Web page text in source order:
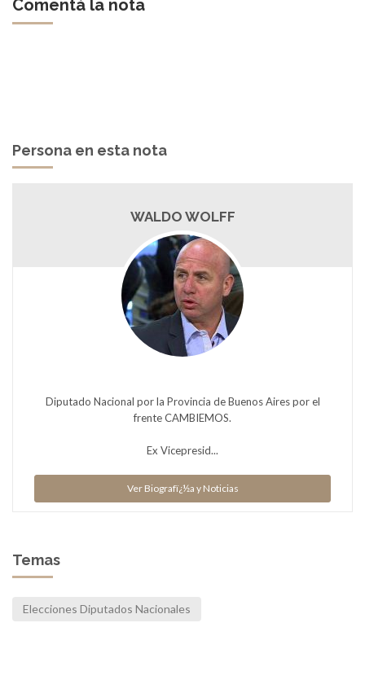
Comentá la nota
Persona en esta nota
WALDO WOLFF
Diputado Nacional por la Provincia de Buenos Aires por el
frente CAMBIEMOS.
Ex Vicepresid...
Ver Biografï¿½a y Noticias
Temas
Elecciones Diputados Nacionales